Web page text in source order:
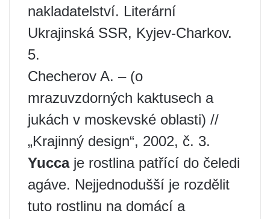
nakladatelství. Literární
Ukrajinská SSR, Kyjev-Charkov.
5.
Checherov A. – (o
mrazuvzdorných kaktusech a
jukách v moskevské oblasti) //
„Krajinný design“, 2002, č. 3.
Yuccaje rostlina patřící do čeledi
agáve. Nejjednodušší je rozdělit
tuto rostlinu na domácí a